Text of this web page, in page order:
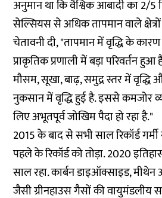
अनुमानथा कि वैश्विक आबादी का 2/5
सेल्सियस से अधिक तापमान वाले क्षेत्रों
चेतावनी दी, "तापमान में वृद्धि के
प्राकृतिक प्रणाली में बड़ा परिवर्तन
मौसम, सूखा, बाढ़, समुद्र स्तर में वृद्धि
नुकसान में वृद्धि हुई है. इससे कमजोर
लिए अभूतपूर्व जोखिम पैदा हो रहा है."
2015 के बाद से सभी साल रिकॉर्ड
पहले के रिकॉर्ड को तोड़ा. 2020
साल रहा. कार्बन डाइऑक्साइड,
जैसी ग्रीनहाउस गैसों की वायुमंडलीय